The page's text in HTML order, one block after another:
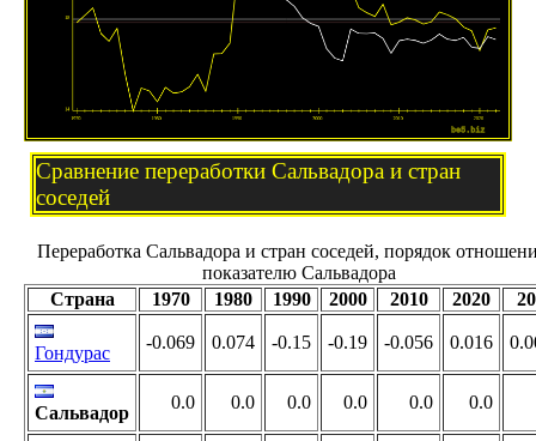
Сравнение переработки Сальвадора и стран
соседей
Переработка Сальвадора и стран соседей, порядок
показателю Сальвадора
Страна
1970 1980 1990 2000 2010 2020
Гондурас
-0.069 0.074 -0.15 -0.19 -0.056 0.016
Сальвадор
0.0 0.0 0.0 0.0 0.0 0.0